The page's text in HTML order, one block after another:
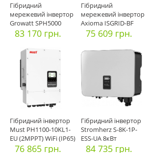
Гібридний
мережевий інвертор
Growatt SPH5000
83 170 грн.
Гібридний
мережевий інвертор
Axioma ISGRID-BF
5000
75 609 грн.
Гібридний інвертор
Must PH1100-10KL1-
EU (2MPPT) WiFi (IP65)
76 865 грн.
Гібридний інвертор
Stromherz S-8K-1P-
ESS-UA 8кВт
84 735 грн.